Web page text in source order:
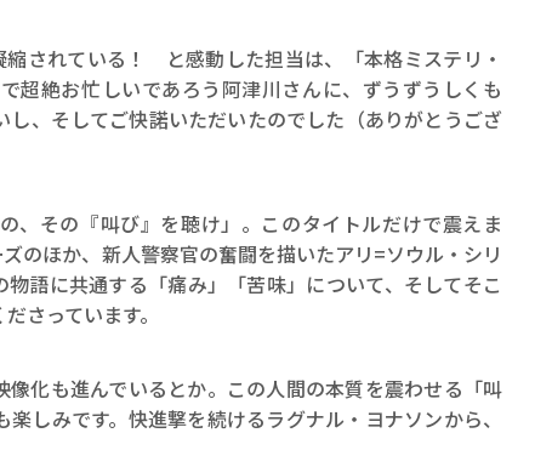
されている！ と感動した担当は、「本格ミステリ・
超絶お忙しいであろう阿津川さんに、ずうずうしくも
、そしてご快諾いただいたのでした（ありがとうござ
その『叫び』を聴け」。このタイトルだけで震えま
のほか、新人警察官の奮闘を描いたアリ=ソウル・シリ
語に共通する「痛み」「苦味」について、そしてそこ
さっています。
化も進んでいるとか。この人間の本質を震わせる「叫
しみです。快進撃を続けるラグナル・ヨナソンから、